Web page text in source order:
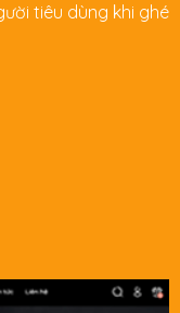
tiêu dùng khi ghé